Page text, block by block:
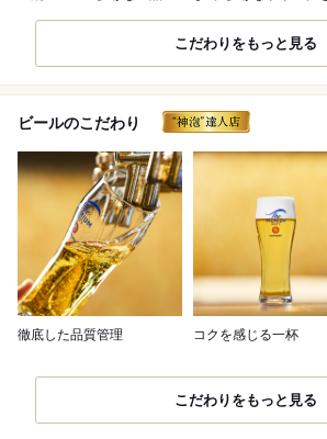
こだわりをもっと見る
ビールのこだわり
徹底した品質管理 コクを感じる一杯
こだわりをもっと見る